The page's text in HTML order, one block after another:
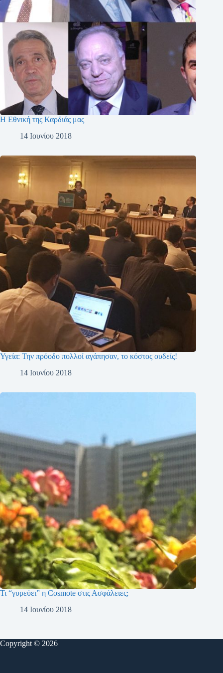
Η Εθνική της Καρδιάς μας
14 Ιουνίου 2018
Υγεία: Την πρόοδο πολλοί αγάπησαν, το κόστος ουδείς!
14 Ιουνίου 2018
Τι “γυρεύει” η Cosmote στις Ασφάλειες;
14 Ιουνίου 2018
Copyright © 2026